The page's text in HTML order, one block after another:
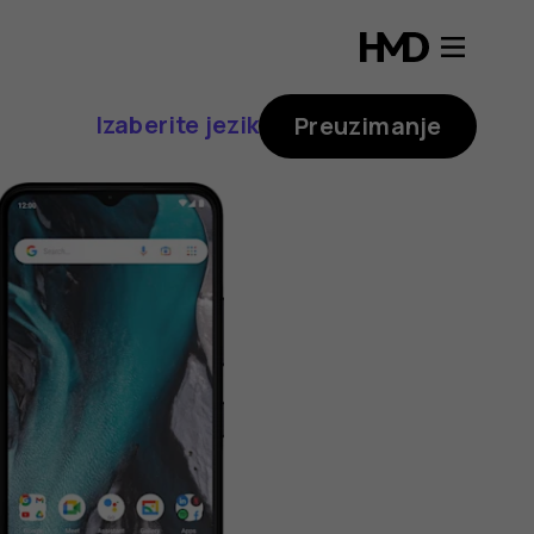
Izaberite jezik Preuzimanje